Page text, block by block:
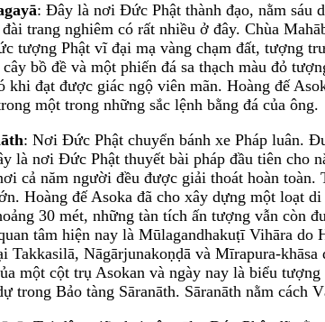
: Đây là nơi Đức Phật thành đạo, nằm sáu
trang nghiêm có rất nhiều ở đây. Chùa
tượng Phật vĩ đại mạ vàng chạm đất, tượng
cây bồ đề và một phiến đá sa thạch màu đỏ
khi đạt được giác ngộ viên mãn. Hoàng đế
một trong những sắc lệnh bằng đá của ông.
: Nơi Đức Phật chuyển bánh xe Pháp luân.
là nơi Đức Phật thuyết bài pháp đầu tiên cho
cả năm người đều được giải thoát hoàn toàn.
Hoàng đế Asoka đã cho xây dựng một loạt
30 mét, những tàn tích ấn tượng vẫn còn
tâm hiện nay là Mūlagandhakuṭī Vihāra
Takkasilā, Nāgārjunakoṇḍā và Mīrapura-
một cột trụ Asokan và ngày nay là biểu
trong Bảo tàng Sāranāth. Sāranāth nằm cách